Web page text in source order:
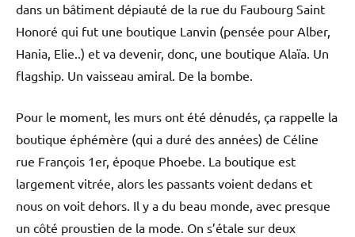
dans un bâtiment dépiauté de la rue du Faubourg Saint
Honoré qui fut une boutique Lanvin (pensée pour Alber,
Hania, Elie..) et va devenir, donc, une boutique Alaïa. Un
flagship. Un vaisseau amiral. De la bombe.
Pour le moment, les murs ont été dénudés, ça rappelle la
boutique éphémère (qui a duré des années) de Céline
rue François 1er, époque Phoebe. La boutique est
largement vitrée, alors les passants voient dedans et
nous on voit dehors. Il y a du beau monde, avec presque
un côté proustien de la mode. On s’étale sur deux